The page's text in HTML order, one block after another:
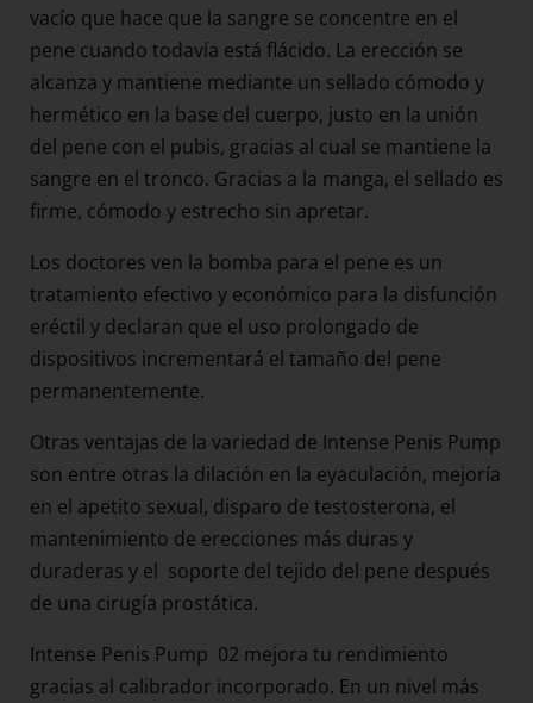
vacío que hace que la sangre se concentre en el
pene cuando todavía está flácido. La erección se
alcanza y mantiene mediante un sellado cómodo y
hermético en la base del cuerpo, justo en la unión
del pene con el pubis, gracias al cual se mantiene la
sangre en el tronco. Gracias a la manga, el sellado es
firme, cómodo y estrecho sin apretar.
Los doctores ven la bomba para el pene es un
tratamiento efectivo y económico para la disfunción
eréctil y declaran que el uso prolongado de
dispositivos incrementará el tamaño del pene
permanentemente.
Otras ventajas de la variedad de Intense Penis Pump
son entre otras la dilación en la eyaculación, mejoría
en el apetito sexual, disparo de testosterona, el
mantenimiento de erecciones más duras y
duraderas y el soporte del tejido del pene después
de una cirugía prostática.
Intense Penis Pump 02 mejora tu rendimiento
gracias al calibrador incorporado. En un nivel más